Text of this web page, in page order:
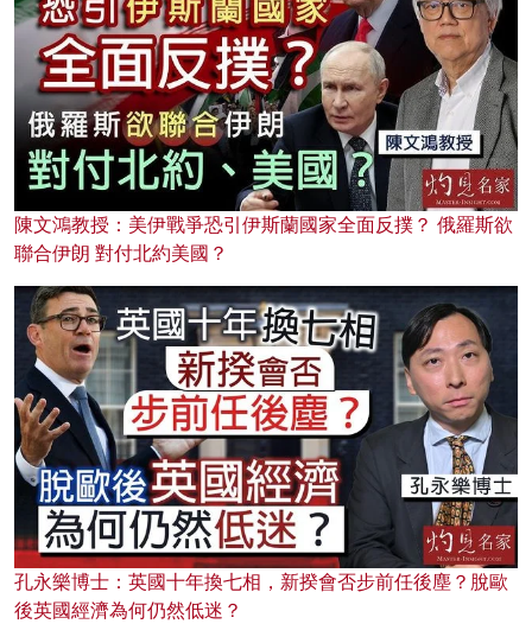
陳文鴻教授：美伊戰爭恐引伊斯蘭國家全面反撲？ 俄羅斯欲
聯合伊朗 對付北約美國？
孔永樂博士：英國十年換七相，新揆會否步前任後塵？脫歐
後英國經濟為何仍然低迷？